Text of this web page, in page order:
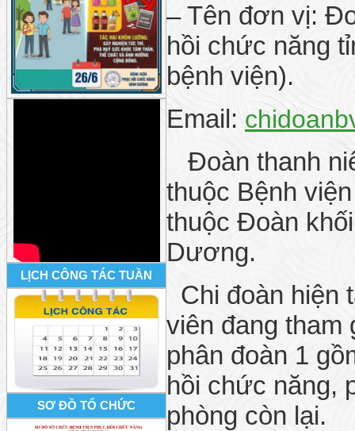
LỊCH CÔNG TÁC TUẦN
SƠ ĐỒ TỔ CHỨC
– Tên đơn vị:
hồi chức năng
bệnh viện).
Email:
Đoàn thanh
thuộc Bệnh
thuộc Đoàn
Dương.
Chi đoàn hiện
viên đang tham
phân đoàn 1
hồi chức năng,
phòng còn lại.